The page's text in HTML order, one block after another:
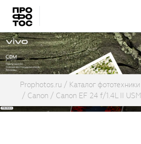
Prophotos.ru Каталог фототехники
Canon
Canon EF 24 f/1.4L II USM